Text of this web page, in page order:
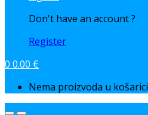
Don't have an account ?
Register
0 0.00 €
Nema proizvoda u košarici